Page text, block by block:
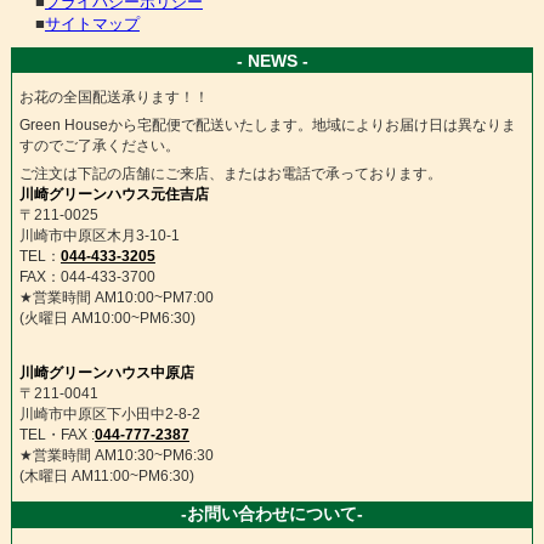
■サイトマップ
- NEWS -
お花の全国配送承ります！！
Green Houseから宅配便で配送いたします。地域によりお届け日は異なりま
すのでご了承ください。
ご注文は下記の店舗にご来店、またはお電話で承っております。
川崎グリーンハウス元住吉店
〒211-0025
川崎市中原区木月3-10-1
TEL： 044-433-3205
FAX：044-433-3700
★営業時間 AM10:00~PM7:00
(火曜日 AM10:00~PM6:30)
川崎グリーンハウス中原店
〒211-0041
川崎市中原区下小田中2-8-2
TEL・FAX :044-777-2387
★営業時間 AM10:30~PM6:30
(木曜日 AM11:00~PM6:30)
-お問い合わせについて-